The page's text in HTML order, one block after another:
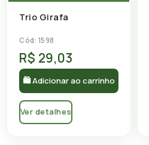
Trio Girafa
Cód: 1598
R$ 29,03
🛍 Adicionar ao carrinho
Ver detalhes